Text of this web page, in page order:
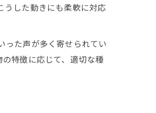
うした動きにも柔軟に対応
った声が多く寄せられてい
特徴に応じて、適切な種